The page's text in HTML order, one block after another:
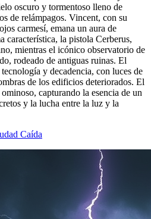
oscuro y tormentoso lleno de
de relámpagos. Vincent, con su
carmesí, emana un aura de
característica, la pistola Cerberus,
mientras el icónico observatorio de
rodeado de antiguas ruinas. El
y decadencia, con luces de
de los edificios deteriorados. El
capturando la esencia de un
y la lucha entre la luz y la
Caída